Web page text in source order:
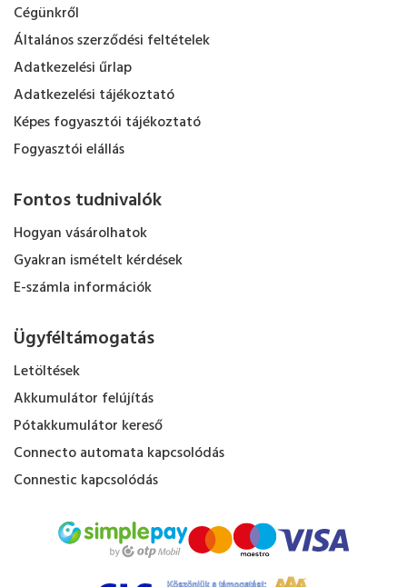
Cégünkről
Általános szerződési feltételek
Adatkezelési űrlap
Adatkezelési tájékoztató
Képes fogyasztói tájékoztató
Fogyasztói elállás
Fontos tudnivalók
Hogyan vásárolhatok
Gyakran ismételt kérdések
E-számla információk
Ügyféltámogatás
Letöltések
Akkumulátor felújítás
Pótakkumulátor kereső
Connecto automata kapcsolódás
Connestic kapcsolódás